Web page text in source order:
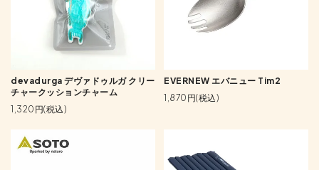
devadurga デヴァドゥルガ クリー
チャークッションチャーム
1,320円(税込)
EVERNEW エバニュー Tim2
1,870円(税込)